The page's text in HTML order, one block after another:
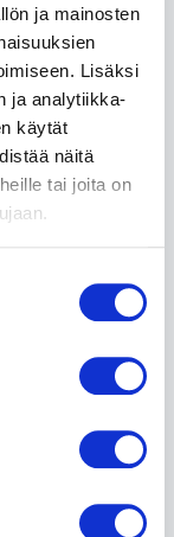
ja mainosten
Lisäksi
ja analytiikka-
käytät
näitä
tai joita on
inkClub
ja